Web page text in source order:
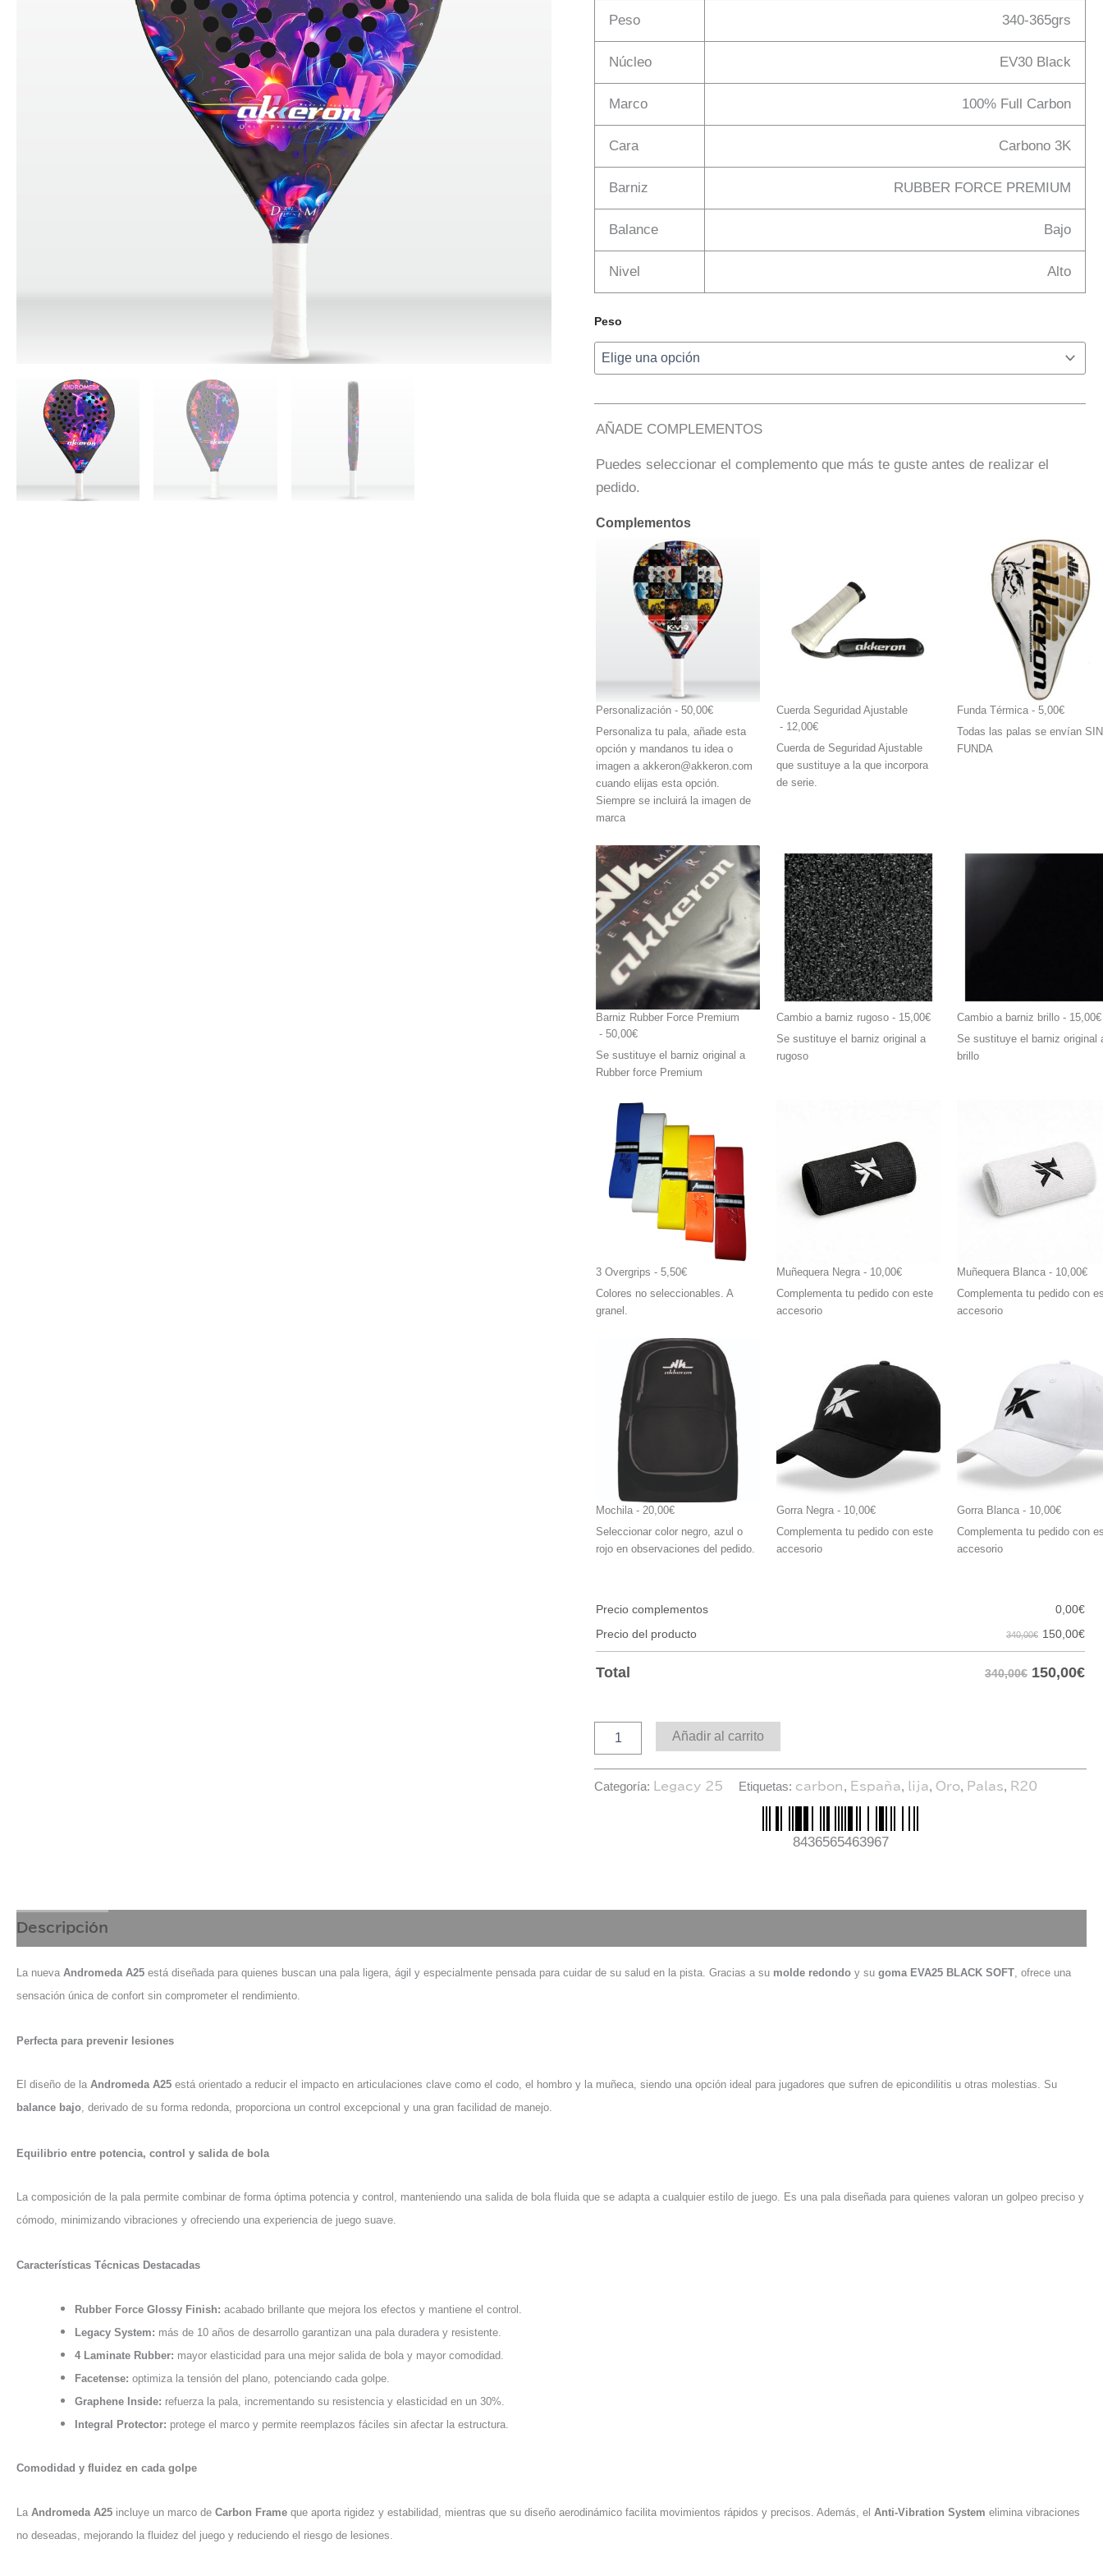
Peso 340-365grs
Núcleo EV30 Black
Marco 100% Full Carbon
Cara Carbono 3K
Barniz RUBBER FORCE PREMIUM
Balance Bajo
Nivel Alto
Peso
AÑADE COMPLEMENTOS
Puedes seleccionar el complemento que más te guste antes de realizar el
pedido.
Complementos
Personalización - 50,00€
Personaliza tu pala, añade esta
opción y mandanos tu idea o
imagen a akkeron@akkeron.com
cuando elijas esta opción.
Siempre se incluirá la imagen de
marca
Cuerda Seguridad Ajustable
- 12,00€
Cuerda de Seguridad Ajustable
que sustituye a la que incorpora
de serie.
Funda Térmica - 5,00€
Todas las palas se envían SIN
FUNDA
Barniz Rubber Force Premium
- 50,00€
Se sustituye el barniz original a
Rubber force Premium
Cambio a barniz rugoso - 15,00€
Se sustituye el barniz original a
rugoso
Cambio a barniz brillo - 15,00€
Se sustituye el barniz original
brillo
3 Overgrips - 5,50€
Colores no seleccionables. A
granel.
Muñequera Negra - 10,00€
Complementa tu pedido con este
accesorio
Muñequera Blanca - 10,00€
Complementa tu pedido con
accesorio
Mochila - 20,00€
Seleccionar color negro, azul o
rojo en observaciones del pedido.
Gorra Negra - 10,00€
Complementa tu pedido con este
accesorio
Gorra Blanca - 10,00€
Complementa tu pedido con
accesorio
Precio complementos 0,00€
Precio del producto
340,00€ 150,00€
Total 340,00€ 150,00€
Añadir al carrito
Categoría: Legacy 25 Etiquetas: carbon , España, lija, Oro, Palas, R20
8436565463967
Descripción
La nueva Andromeda A25 está diseñada para quienes buscan una pala ligera, ágil y especialmente pensada para cuidar de su salud en la pista. Gracias a su molde redondo y su goma EVA25 BLACK SOFT , ofrece una
sensación única de confort sin comprometer el rendimiento.
Perfecta para prevenir lesiones
El diseño de la Andromeda A25 está orientado a reducir el impacto en articulaciones clave como el codo, el hombro y la muñeca, siendo una opción ideal para jugadores que sufren de epicondilitis u otras molestias. Su
balance bajo, derivado de su forma redonda, proporciona un control excepcional y una gran facilidad de manejo.
Equilibrio entre potencia, control y salida de bola
La composición de la pala permite combinar de forma óptima potencia y control, manteniendo una salida de bola fluida que se adapta a cualquier estilo de juego. Es una pala diseñada para quienes valoran un golpeo preciso y
cómodo, minimizando vibraciones y ofreciendo una experiencia de juego suave.
Características Técnicas Destacadas
Rubber Force Glossy Finish: acabado brillante que mejora los efectos y mantiene el control.
Legacy System: más de 10 años de desarrollo garantizan una pala duradera y resistente.
4 Laminate Rubber: mayor elasticidad para una mejor salida de bola y mayor comodidad.
Facetense: optimiza la tensión del plano, potenciando cada golpe.
Graphene Inside: refuerza la pala, incrementando su resistencia y elasticidad en un 30%.
Integral Protector: protege el marco y permite reemplazos fáciles sin afectar la estructura.
Comodidad y fluidez en cada golpe
La Andromeda A25 incluye un marco de Carbon Frame que aporta rigidez y estabilidad, mientras que su diseño aerodinámico facilita movimientos rápidos y precisos. Además, el Anti-Vibration System elimina vibraciones
no deseadas, mejorando la fluidez del juego y reduciendo el riesgo de lesiones.